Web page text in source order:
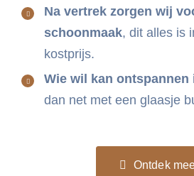
Na vertrek zorgen wij
schoonmaak, dit alles is
kostprijs.
Wie wil kan ontspannen
dan net met een glaasje
Ontdek